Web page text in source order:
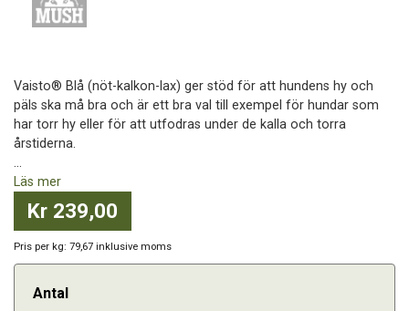
Vaisto® Blå (nöt-kalkon-lax) ger stöd för att hundens hy och
päls ska må bra och är ett bra val till exempel för hundar som
har torr hy eller för att utfodras under de kalla och torra
årstiderna.
...
Läs mer
Kr 239,00
Pris per kg: 79,67 inklusive moms
Antal